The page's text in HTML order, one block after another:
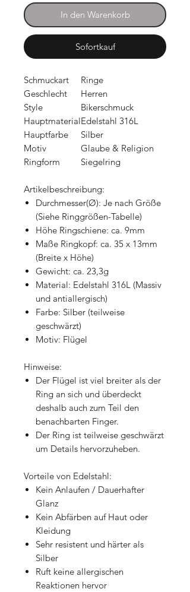
In den Warenkorb
Sofortkauf
Schmuckart
Ringe
Geschlecht
Herren
Style
Bikerschmuck
HauptmaterialEdelstahl 316L
Hauptfarbe
Silber
Motiv
Glaube & Religion
Ringform
Siegelring
Artikelbeschreibung:
Durchmesser(Ø): Je nach Größe
(Siehe Ringgrößen-Tabelle)
Höhe Ringschiene: ca. 9mm
Maße Ringkopf: ca. 35 x 13mm
(Breite x Höhe)
Gewicht: ca. 23,3g
Material: Edelstahl 316L (Massiv
und antiallergisch)
Farbe: Silber (teilweise
geschwärzt)
Motiv: Flügel
Hinweise:
Der Flügel ist viel breiter als der
Ring an sich und überdeckt
deshalb auch zum Teil den
benachbarten Finger.
Der Ring ist teilweise geschwärzt
um Details hervorzuheben.
Vorteile von Edelstahl:
Kein Anlaufen / Dauerhafter
Glanz
Kein Abfärben auf Haut oder
Kleidung
Sehr resistent und härter als
Silber
Ruft keine allergischen
Reaktionen hervor